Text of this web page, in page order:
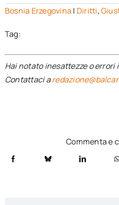
Bosnia Erzegovina | Diritti,
Tag:
Hai notato inesattezze o errori
Contattaci a
Commenta e